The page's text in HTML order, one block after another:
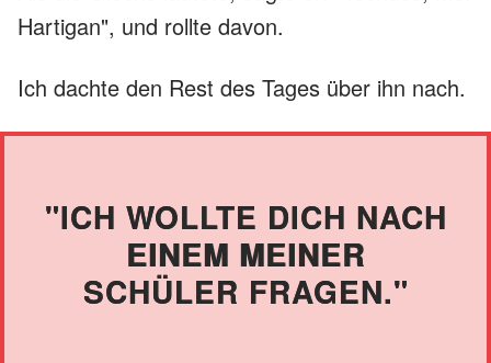
Hartigan", und rollte davon.
Ich dachte den Rest des Tages über ihn nach.
"ICH WOLLTE DICH NACH
EINEM MEINER
SCHÜLER FRAGEN."